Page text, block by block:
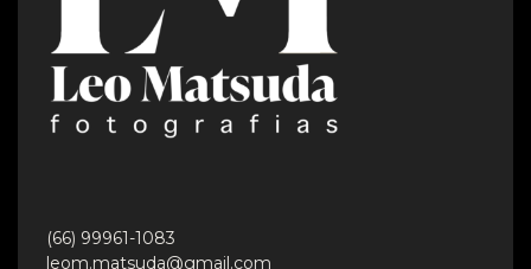
(66) 99961-1083
leom.matsuda@gmail.com